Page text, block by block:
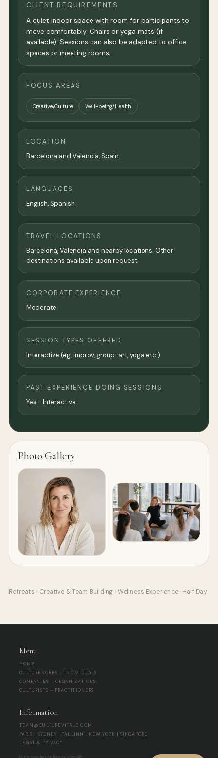
CLIENT REQUIREMENTS
A quiet indoor space with room for participants to
move comfortably. Chairs or yoga mats (if
available). Sessions can also be adapted to office
spaces or meeting rooms.
FOCUS AREAS
Creative/Culture Well-being/Health
LOCATION
Barcelona and Valencia, Spain
LANGUAGES
English, Spanish
TRAVEL LOCATIONS
Barcelona, Valencia and nearby locations. Other
destinations available upon request.
CORPORATE EXPERIENCE
Moderate
SESSION TYPES OFFERED
Interactive (eg. improv, group-art, yoga etc.)
PAST EXPERIENCE DOING SESSIONS
Yes - Interactive
Photo Gallery
Retreats › Creative & Team Building ›Wellness Experience · Half Day
Menu
HOME
CULTUREVORES — INDIVIDUALS
COMPANIES — ORGANIZATIONS
CULTURISTS — PRACTITIONERS
Information
TEAM@CULTUREVITALE.COM
PARIS | SYDNEY | TALLINN | NEW YORK | SINGAPORE
LEGAL & PRIVACY
© The Socialites OÜ | Reg-no 17267345